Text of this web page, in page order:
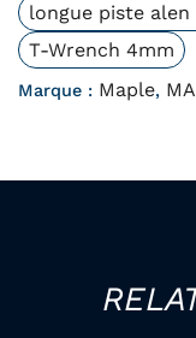
longue piste alen
T-Wrench 4mm
Marque : Maple,